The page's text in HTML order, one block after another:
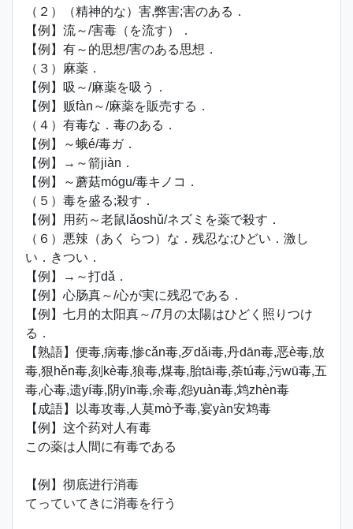
（２）（精神的な）害,弊害;害のある．
【例】流～/害毒（を流す）．
【例】有～的思想/害のある思想．
（３）麻薬．
【例】吸～/麻薬を吸う．
【例】贩fàn～/麻薬を販売する．
（４）有毒な．毒のある．
【例】～蛾é/毒ガ．
【例】→～箭jiàn．
【例】～蘑菇mógu/毒キノコ．
（５）毒を盛る;殺す．
【例】用药～老鼠lǎoshǔ/ネズミを薬で殺す．
（６）悪辣（あく らつ）な．残忍な;ひどい．激し
い．きつい．
【例】→～打dǎ．
【例】心肠真～/心が実に残忍である．
【例】七月的太阳真～/7月の太陽はひどく照りつけ
る．
【熟語】便毒,病毒,惨cǎn毒,歹dǎi毒,丹dān毒,恶è毒,放
毒,狠hěn毒,刻kè毒,狼毒,煤毒,胎tāi毒,荼tú毒,污wū毒,五
毒,心毒,遗yí毒,阴yīn毒,余毒,怨yuàn毒,鸩zhèn毒
【成語】以毒攻毒,人莫mò予毒,宴yàn安鸩毒
【例】这个药对人有毒
この薬は人間に有毒である
【例】彻底进行消毒
てっていてきに消毒を行う